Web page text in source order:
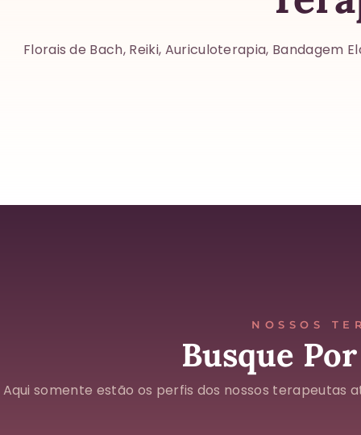
Florais de Bach, Reiki, Auriculoterapia, Bandagem
NOSSOS
Busque
Aqui somente estão os perfis dos nossos terapeutas